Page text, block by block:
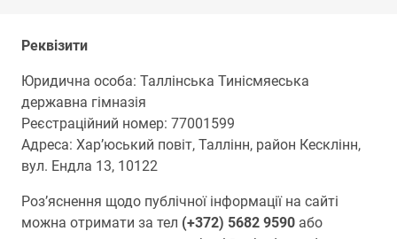
Реквізити
Юридична особа: Таллінська Тинісмяеська
державна гімназія
Реєстраційний номер: 77001599
Адреса: Хар’юський повіт, Таллінн, район Кесклінн,
вул. Ендла 13, 10122
Роз’яснення щодо публічної інформації на сайті
можна отримати за тел (+372) 5682 9590 або